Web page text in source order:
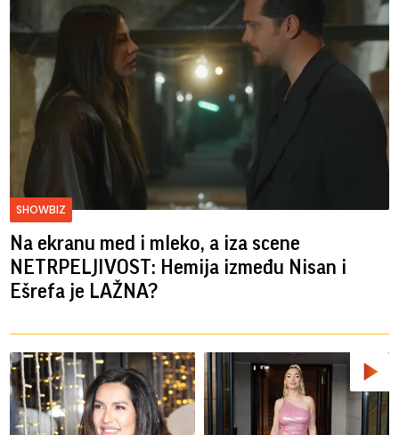
SHOWBIZ
Na ekranu med i mleko, a iza scene
NETRPELJIVOST: Hemija između Nisan i
Ešrefa je LAŽNA?